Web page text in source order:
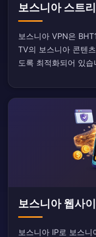
보스니아 스트
보스니아 VPN은
TV의 보스니아 콘텐
도록 최적화되어 있습
보스니아 웹사
보스니아 IP로 보스